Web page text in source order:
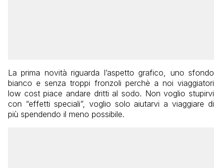
La prima novità riguarda l’aspetto grafico, uno sfondo
bianco e senza troppi fronzoli perchè a noi viaggiatori
low cost piace andare dritti al sodo. Non voglio stupirvi
con “effetti speciali”, voglio solo aiutarvi a viaggiare di
più spendendo il meno possibile.